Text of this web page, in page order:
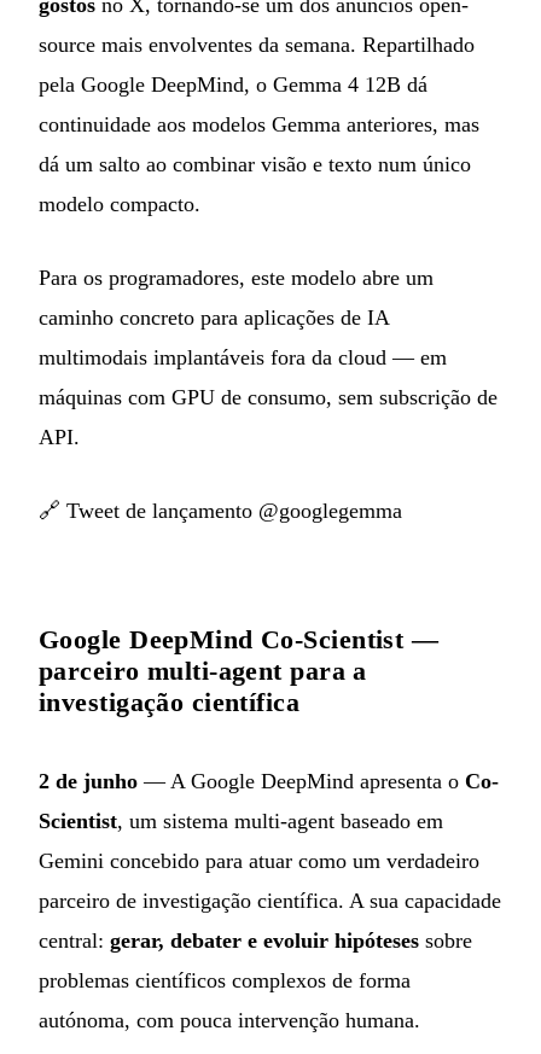
gostos no X, tornando-se um dos anúncios open-
source mais envolventes da semana. Repartilhado
pela Google DeepMind, o Gemma 4 12B dá
continuidade aos modelos Gemma anteriores, mas
dá um salto ao combinar visão e texto num único
modelo compacto.
Para os programadores, este modelo abre um
caminho concreto para aplicações de IA
multimodais implantáveis fora da cloud — em
máquinas com GPU de consumo, sem subscrição de
API.
🔗 Tweet de lançamento @googlegemma
Google DeepMind Co-Scientist —
parceiro multi-agent para a
investigação científica
2 de junho — A Google DeepMind apresenta o Co-
Scientist, um sistema multi-agent baseado em
Gemini concebido para atuar como um verdadeiro
parceiro de investigação científica. A sua capacidade
central: gerar, debater e evoluir hipóteses sobre
problemas científicos complexos de forma
autónoma, com pouca intervenção humana.